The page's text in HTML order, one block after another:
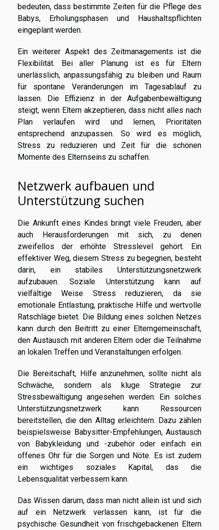
bedeuten, dass bestimmte Zeiten für die Pflege des
Babys, Erholungsphasen und Haushaltspflichten
eingeplant werden.
Ein weiterer Aspekt des Zeitmanagements ist die
Flexibilität. Bei aller Planung ist es für Eltern
unerlässlich, anpassungsfähig zu bleiben und Raum
für spontane Veränderungen im Tagesablauf zu
lassen. Die Effizienz in der Aufgabenbewältigung
steigt, wenn Eltern akzeptieren, dass nicht alles nach
Plan verlaufen wird und lernen, Prioritäten
entsprechend anzupassen. So wird es möglich,
Stress zu reduzieren und Zeit für die schönen
Momente des Elternseins zu schaffen.
Netzwerk aufbauen und
Unterstützung suchen
Die Ankunft eines Kindes bringt viele Freuden, aber
auch Herausforderungen mit sich, zu denen
zweifellos der erhöhte Stresslevel gehört. Ein
effektiver Weg, diesem Stress zu begegnen, besteht
darin, ein stabiles Unterstützungsnetzwerk
aufzubauen. Soziale Unterstützung kann auf
vielfältige Weise Stress reduzieren, da sie
emotionale Entlastung, praktische Hilfe und wertvolle
Ratschläge bietet. Die Bildung eines solchen Netzes
kann durch den Beitritt zu einer Elterngemeinschaft,
den Austausch mit anderen Eltern oder die Teilnahme
an lokalen Treffen und Veranstaltungen erfolgen.
Die Bereitschaft, Hilfe anzunehmen, sollte nicht als
Schwäche, sondern als kluge Strategie zur
Stressbewältigung angesehen werden. Ein solches
Unterstützungsnetzwerk kann Ressourcen
bereitstellen, die den Alltag erleichtern. Dazu zählen
beispielsweise Babysitter-Empfehlungen, Austausch
von Babykleidung und -zubehör oder einfach ein
offenes Ohr für die Sorgen und Nöte. Es ist zudem
ein wichtiges soziales Kapital, das die
Lebensqualität verbessern kann.
Das Wissen darum, dass man nicht allein ist und sich
auf ein Netzwerk verlassen kann, ist für die
psychische Gesundheit von frischgebackenen Eltern